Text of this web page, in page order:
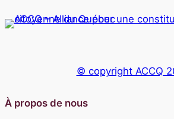
© copyright ACCQ
À propos de nous